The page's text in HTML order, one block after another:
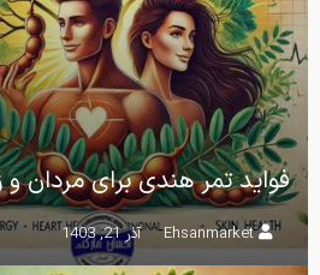
Ehsanmarket آذر 21, 1403
فواید تمر هندی برای مردان و